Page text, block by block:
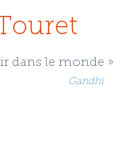
dans le monde »
Gandhi